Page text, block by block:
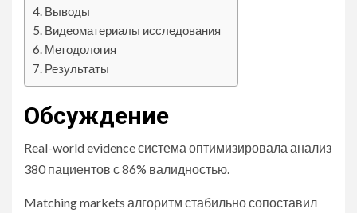
Выводы
Видеоматериалы исследования
Методология
Результаты
Обсуждение
Real-world evidence система оптимизировала анализ
380 пациентов с 86% валидностью.
Matching markets алгоритм стабильно сопоставил